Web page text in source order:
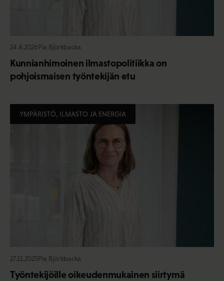
24.4.2026Pia Björkbacka
Kunnianhimoinen ilmastopolitiikka on
pohjoismaisen työntekijän etu
YMPÄRISTÖ, ILMASTO JA ENERGIA
27.11.2025Pia Björkbacka
Työntekijöille oikeudenmukainen siirtymä